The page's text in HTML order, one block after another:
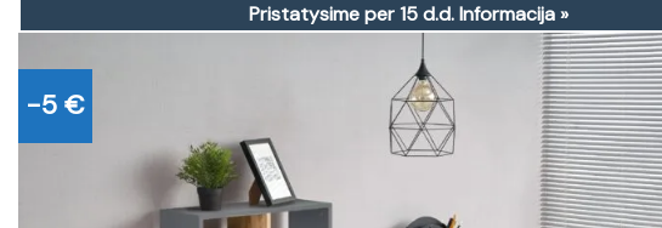
Pristatysime per 15 d.d.Informacija »
-5 €